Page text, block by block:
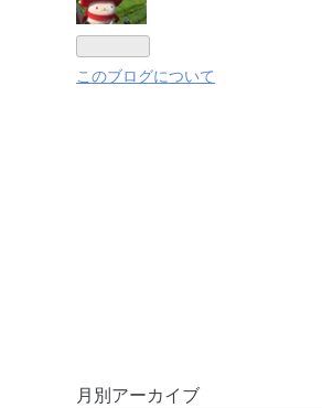
このブログについて
月別アーカイブ